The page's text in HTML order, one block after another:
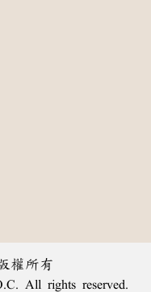
權所有
All rights reserved.